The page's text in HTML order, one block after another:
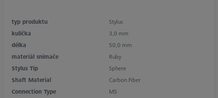
typ produktu
Stylus
kulička
3,0 mm
délka
50,0 mm
materiál snímače
Ruby
Stylus Tip
Sphere
Shaft Material
Carbon Fiber
Connection Type
M5